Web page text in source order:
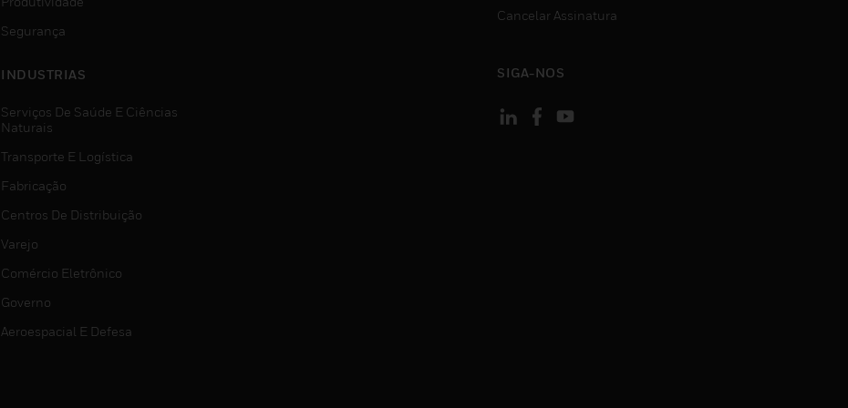
Segurança
INDUSTRIAS
Serviços De Saúde E Ciências
Naturais
Transporte E Logística
Fabricação
Centros De Distribuição
Varejo
Comércio Eletrônico
Governo
Aeroespacial E Defesa
Cancelar Assinatura
SIGA-NOS